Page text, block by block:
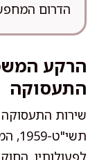
הדרום
הרקע
התעסוקה
שירות
לפעולותיו.